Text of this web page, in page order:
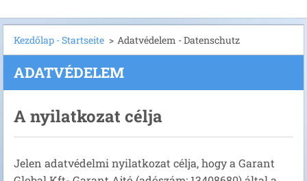
Kezdőlap - Startseite > Adatvédelem - Datenschutz
ADATVÉDELEM
A nyilatkozat célja
Jelen adatvédelmi nyilatkozat célja, hogy a Garant